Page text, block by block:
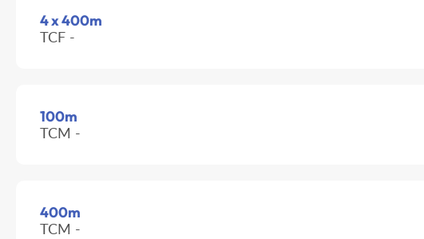
4 x 400m
TCF -
100m
TCM -
400m
TCM -